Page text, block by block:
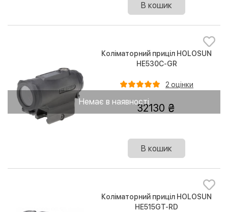
В кошик
Немає в наявності
Коліматорний приціл HOLOSUN
HE530C-GR
2 оцінки
32130
В кошик
Коліматорний приціл HOLOSUN
HE515GT-RD